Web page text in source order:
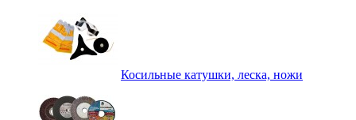
Косильные катушки, леска, ножи